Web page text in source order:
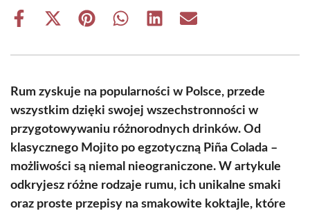
Share
Share
(Twitter)
Share Share Share Share
Rum zyskuje na popularności w Polsce, przede
wszystkim dzięki swojej wszechstronności w
przygotowywaniu różnorodnych drinków. Od
klasycznego Mojito po egzotyczną Piña Colada –
możliwości są niemal nieograniczone. W artykule
odkryjesz różne rodzaje rumu, ich unikalne smaki
oraz proste przepisy na smakowite koktajle, które